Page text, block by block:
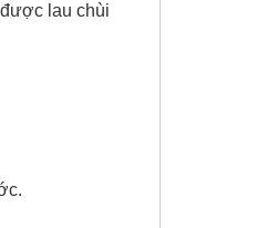
lau chùi